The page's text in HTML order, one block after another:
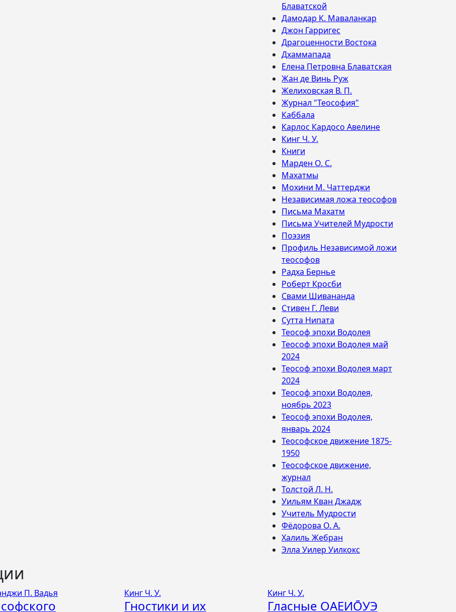
Блаватской
Дамодар К. Маваланкар
Джон Гарригес
Драгоценности Востока
Дхаммапада
Елена Петровна Блаватская
Жан де Винь Руж
Желиховская В. П.
Журнал "Теософия"
Каббала
Карлос Кардосо Авелине
Кинг Ч. У.
Книги
Марден О. С.
Махатмы
Мохини М. Чаттерджи
Независимая ложа теософов
Письма Махатм
Письма Учителей Мудрости
Поэзия
Профиль Независимой ложи
теософов
Радха Бернье
Роберт Кросби
Свами Шивананда
Стивен Г. Леви
Сутта Нипата
Теософ эпохи Водолея
Теософ эпохи Водолея май
2024
Теософ эпохи Водолея март
2024
Теософ эпохи Водолея,
ноябрь 2023
Теософ эпохи Водолея,
январь 2024
Теософское движение 1875-
1950
Теософское движение,
журнал
Толстой Л. Н.
Уильям Кван Джадж
Учитель Мудрости
Фёдорова О. А.
Халиль Жебран
Элла Уилер Уилкокс
П. Вадья Кинг Ч. У.
Гностики и их
Кинг Ч. У.
Гласные ОАЕИО̄УЭ